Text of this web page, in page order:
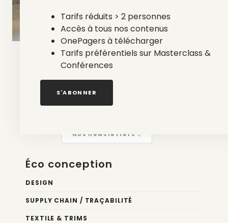
Nos newsletters
Éco conception
DESIGN
SUPPLY CHAIN / TRAÇABILITÉ
TEXTILE & TRIMS
Tarifs réduits > 2 personnes
Accès à tous nos contenus
OnePagers à télécharger
Tarifs préférentiels sur Masterclass &
Conférences
S'ABONNER